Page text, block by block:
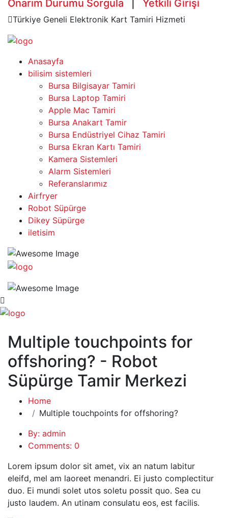
Onarım Durumu Sorgula
Yetkili Girişi
Türkiye Geneli Elektronik Kart Tamiri Hizmeti
Anasayfa
bilisim sistemleri
Bursa Bilgisayar Tamiri
Bursa Laptop Tamiri
Apple Mac Tamiri
Bursa Anakart Tamir
Bursa Endüstriyel Cihaz Tamiri
Bursa Ekran Kartı Tamiri
Kamera Sistemleri
Alarm Sistemleri
Referanslarımız
Airfryer
Robot Süpürge
Dikey Süpürge
iletisim
Multiple touchpoints for
offshoring? - Robot
Süpürge Tamir Merkezi
Home
Multiple touchpoints for offshoring?
By: admin
Comments: 0
Lorem ipsum dolor sit amet, vix an natum labitur
eleifd, mel am laoreet menandri. Ei justo complectitur
duo. Ei mundi solet utos soletu possit quo. Sea cu
justo laudem. An utinam consulatu eos, est facilis.